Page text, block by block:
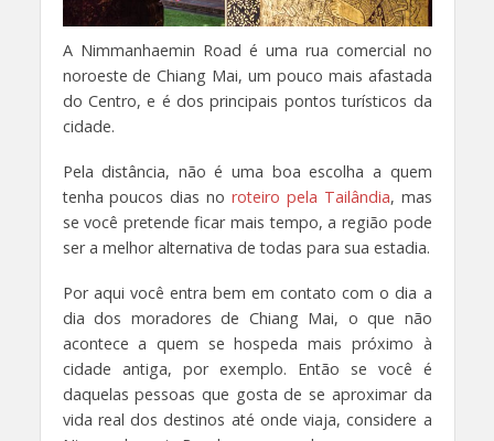
A Nimmanhaemin Road é uma rua comercial no
noroeste de Chiang Mai, um pouco mais afastada
do Centro, e é dos principais pontos turísticos da
cidade.
Pela distância, não é uma boa escolha a quem
tenha poucos dias no roteiro pela Tailândia, mas
se você pretende ficar mais tempo, a região pode
ser a melhor alternativa de todas para sua estadia.
Por aqui você entra bem em contato com o dia a
dia dos moradores de Chiang Mai, o que não
acontece a quem se hospeda mais próximo à
cidade antiga, por exemplo. Então se você é
daquelas pessoas que gosta de se aproximar da
vida real dos destinos até onde viaja, considere a